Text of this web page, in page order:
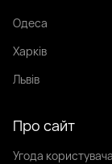
Одеса
Харків
Львів
Про сайт
Угода користувача